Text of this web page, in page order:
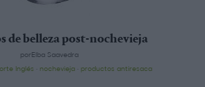
de belleza post-nochevieja
porElba Saavedra
Inglés nochevieja· productos antiresaca